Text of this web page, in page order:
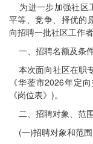
为进一步加强社区
平等、竞争、择优的
向招聘一批社区工作
一、招聘名额及条
本次面向社区在职
《华蓥市2026年定
《岗位表》)。
二、招聘对象、范
(一)招聘对象和范围